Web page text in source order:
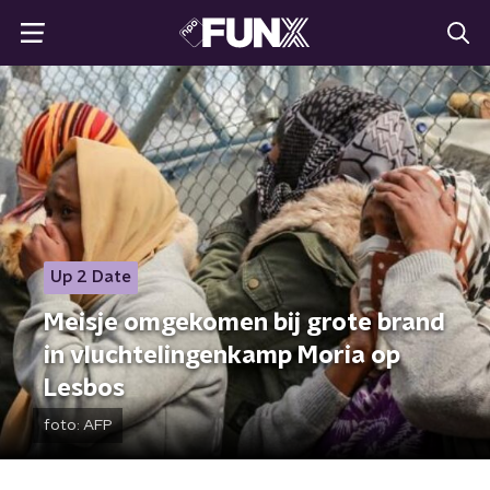
Up 2 Date
Meisje omgekomen bij grote brand
in vluchtelingenkamp Moria op
Lesbos
foto: AFP